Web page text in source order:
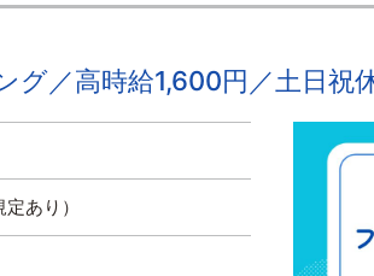
グ／高時給1,600円／土日
あり）